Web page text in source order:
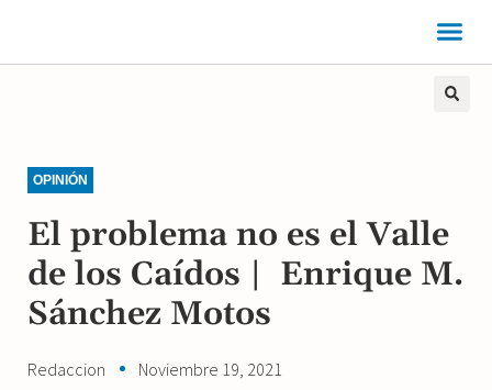
OPINIÓN
El problema no es el Valle
de los Caídos | Enrique M.
Sánchez Motos
Redaccion Noviembre 19, 2021